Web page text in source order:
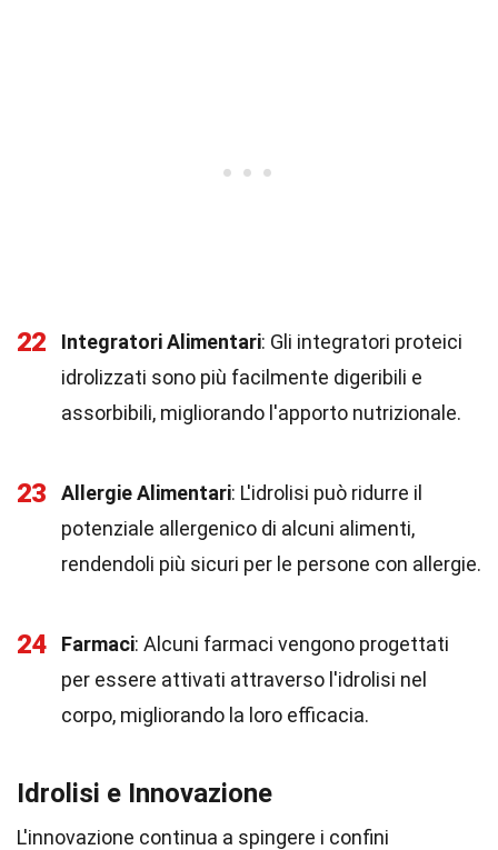
22 Integratori Alimentari: Gli integratori proteici
idrolizzati sono più facilmente digeribili e
assorbibili, migliorando l'apporto nutrizionale.
23 Allergie Alimentari: L'idrolisi può ridurre il
potenziale allergenico di alcuni alimenti,
rendendoli più sicuri per le persone con allergie.
24 Farmaci: Alcuni farmaci vengono progettati
per essere attivati attraverso l'idrolisi nel
corpo, migliorando la loro efficacia.
Idrolisi e Innovazione
L'innovazione continua a spingere i confini